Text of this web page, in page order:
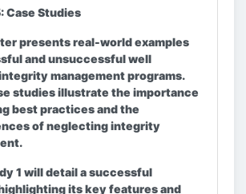
Case Studies
presents real-world examples
and unsuccessful well
management programs.
studies illustrate the importance
best practices and the
of neglecting integrity
1 will detail a successful
its key features and